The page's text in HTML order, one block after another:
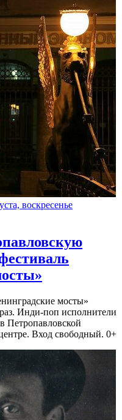
воскресенье
мосты»
Инди-поп исполнители
Петропавловской
Вход свободный. 0+